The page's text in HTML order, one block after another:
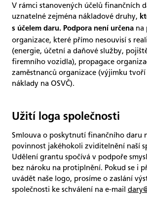
V rámci stanovených účelů finančních
uznatelné zejména nákladové druhy,
s účelem daru. Podpora není určena na
organizace, které přímo nesouvisí s
(energie, účetní a daňové služby,
firemního vozidla), propagace
zaměstnanců organizace (výjimku
náklady na OSVČ).
Užití loga společnosti
Smlouva o poskytnutí finančního daru
povinnost jakéhokoli zviditelnění naší
Udělení grantu spočívá v podpoře
bez nároku na protiplnění. Pokud se i
uvádět naše logo, prosíme o zaslání
společnosti ke schválení na e-mail